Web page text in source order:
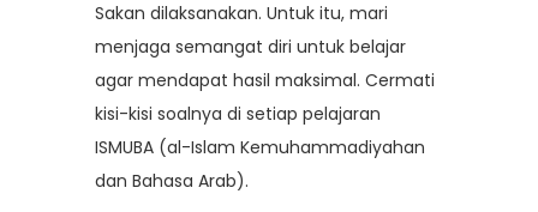
Sakan dilaksanakan. Untuk itu, mari
menjaga semangat diri untuk belajar
agar mendapat hasil maksimal. Cermati
kisi-kisi soalnya di setiap pelajaran
ISMUBA (al-Islam Kemuhammadiyahan
dan Bahasa Arab).